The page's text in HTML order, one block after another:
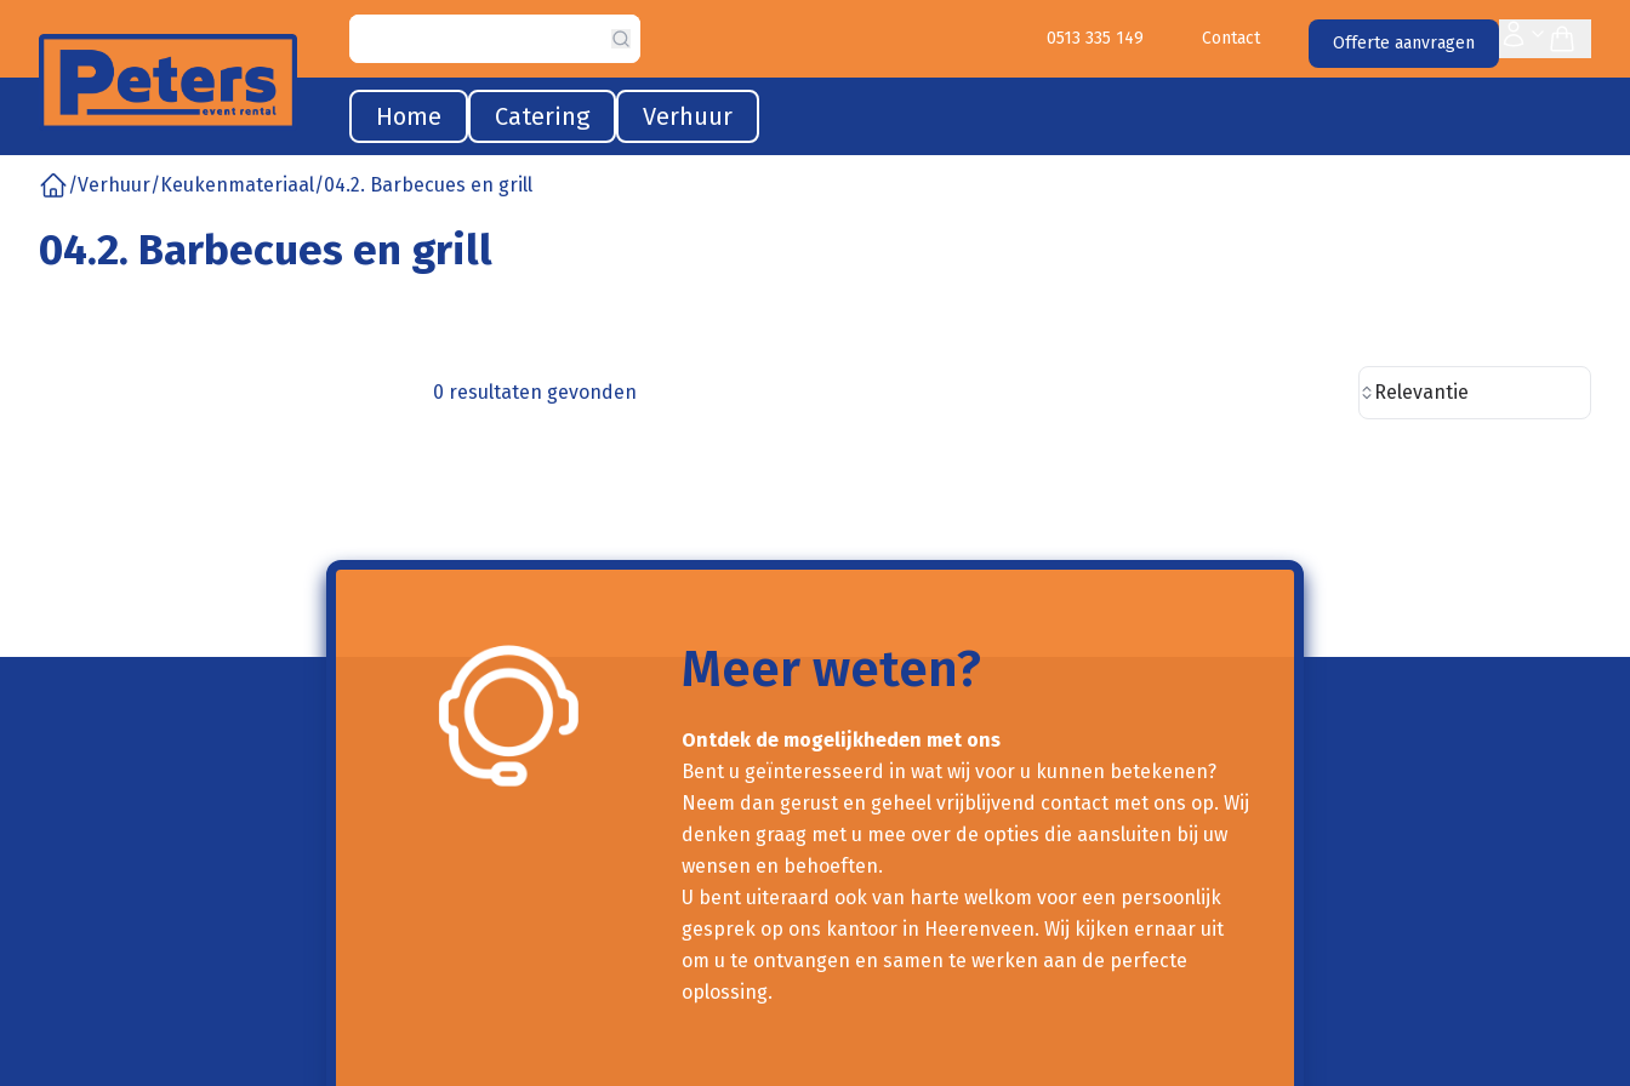
Search 0513 335 149 Contact Offerte aanvragen
Home Catering Verhuur
/Verhuur/Keukenmateriaal/04.2. Barbecues en grill
04.2. Barbecues en grill
0 resultaten gevonden Relevantie
Meer weten?
Ontdek de mogelijkheden met ons
Bent u geïnteresseerd in wat wij voor u kunnen betekenen?
Neem dan gerust en geheel vrijblijvend contact met ons op. Wij
denken graag met u mee over de opties die aansluiten bij uw
wensen en behoeften.
U bent uiteraard ook van harte welkom voor een persoonlijk
gesprek op ons kantoor in Heerenveen. Wij kijken ernaar uit
om u te ontvangen en samen te werken aan de perfecte
oplossing.